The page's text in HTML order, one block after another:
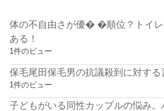
体の不自由さが優� �順位？トイ
ある！
1件のビュー
保毛尾田保毛男の抗議殺到に対する
1件のビュー
子どもがいる同性カップルの悩み